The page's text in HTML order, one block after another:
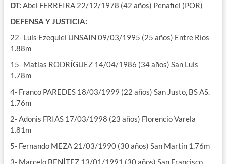
DT: Abel FERREIRA 22/12/1978 (42 años) Penafiel (POR)
DEFENSA Y JUSTICIA:
22- Luis Ezequiel UNSAIN 09/03/1995 (25 años) Entre Ríos
1.88m
15- Matías RODRÍGUEZ 14/04/1986 (34 años) San Luis
1.78m
4- Franco PAREDES 18/03/1999 (22 años) San Justo, BS AS.
1.76m
2- Adonis FRIAS 17/03/1998 (23 años) Florencio Varela
1.81m
5- Fernando MEZA 21/03/1990 (30 años) San Martín 1.76m
3- Marcelo BENÍTEZ 13/01/1991 (30 años) San Francisco